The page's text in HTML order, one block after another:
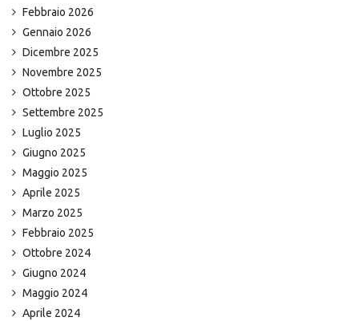
Febbraio 2026
Gennaio 2026
Dicembre 2025
Novembre 2025
Ottobre 2025
Settembre 2025
Luglio 2025
Giugno 2025
Maggio 2025
Aprile 2025
Marzo 2025
Febbraio 2025
Ottobre 2024
Giugno 2024
Maggio 2024
Aprile 2024